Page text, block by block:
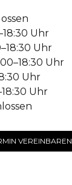
Uhr
Uhr
Uhr
Uhr
Uhr
VEREINBAREN